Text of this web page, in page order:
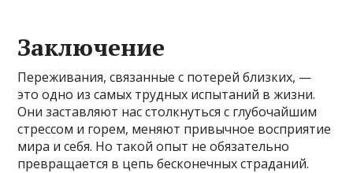
Заключение
Переживания, связанные с потерей близких, —
это одно из самых трудных испытаний в жизни.
Они заставляют нас столкнуться с глубочайшим
стрессом и горем, меняют привычное восприятие
мира и себя. Но такой опыт не обязательно
превращается в цепь бесконечных страданий.